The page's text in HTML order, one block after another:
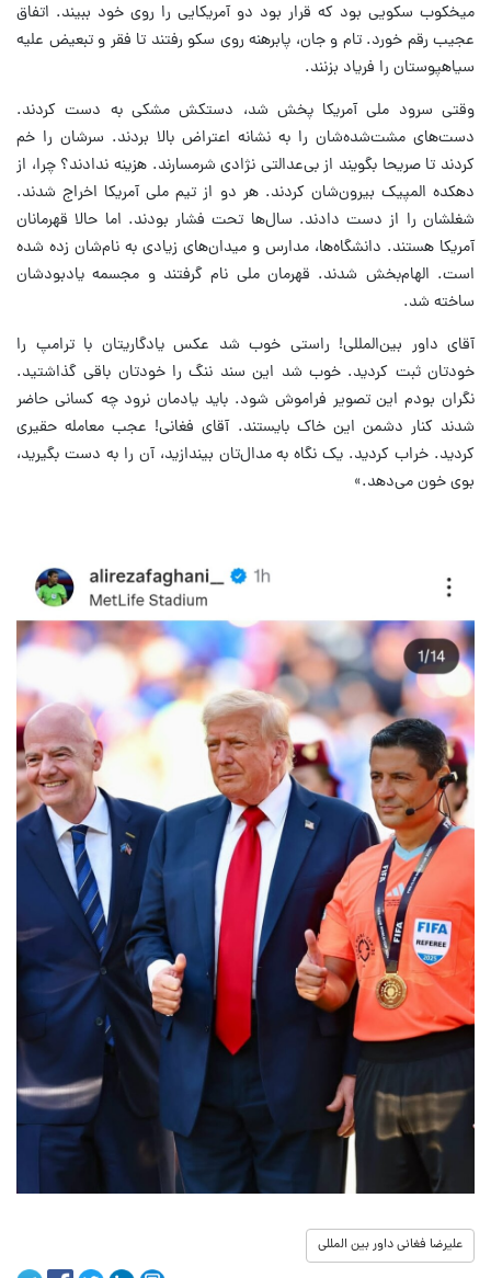
میخکوب سکویی بود که قرار بود دو آمریکایی را روی خود ببیند. اتفاق
عجیب رقم خورد. تام و جان، پابرهنه روی سکو رفتند تا فقر و تبعیض علیه
سیاهپوستان را فریاد بزنند.
وقتی سرود ملی آمریکا پخش شد، دستکش مشکی به دست کردند.
دست‌های مشت‌شده‌شان را به نشانه اعتراض بالا بردند. سرشان را خم
کردند تا صریحا بگویند از بی‌عدالتی نژادی شرمسارند. هزینه ندادند؟ چرا، از
دهکده المپیک بیرون‌شان کردند. هر دو از تیم ملی آمریکا اخراج شدند.
شغلشان را از دست دادند. سال‌ها تحت فشار بودند. اما حالا قهرمانان
آمریکا هستند. دانشگاه‌ها، مدارس و میدان‌های زیادی به نام‌شان زده شده
است. الهام‌بخش شدند. قهرمان ملی نام گرفتند و مجسمه یادبودشان
ساخته شد.
آقای داور بین‌المللی! راستی خوب شد عکس یادگاریتان با ترامپ را
خودتان ثبت کردید. خوب شد این سند ننگ را خودتان باقی گذاشتید.
نگران بودم این تصویر فراموش شود. باید یادمان نرود چه کسانی حاضر
شدند کنار دشمن این خاک بایستند. آقای فغانی! عجب معامله حقیری
کردید. خراب کردید. یک نگاه به مدال‌تان بیندازید، آن را به دست بگیرید،
بوی خون می‌دهد.»
علیرضا فغانی داور بین المللی